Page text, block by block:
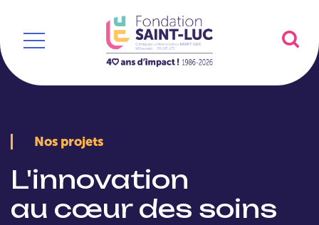
Nos projets
L'innovation
au cœur des soins